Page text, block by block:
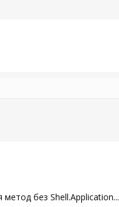
без Shell.Application...